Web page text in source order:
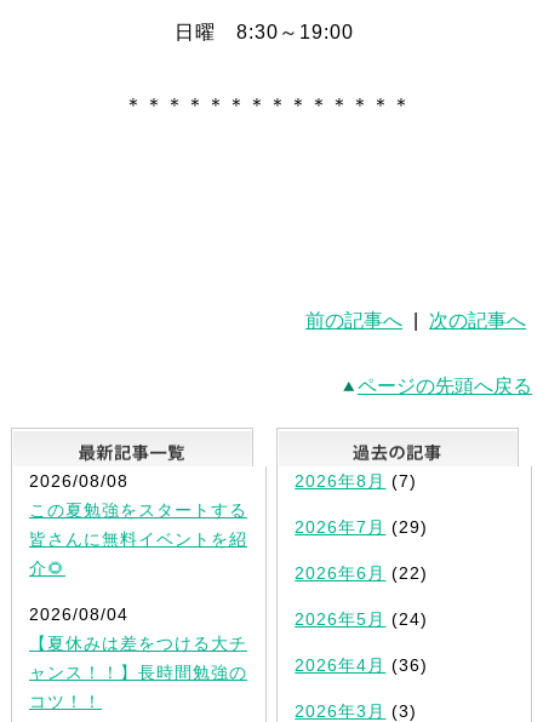
日曜 8:30～19:00
＊＊＊＊＊＊＊＊＊＊＊＊＊＊
前の記事へ 次の記事へ
ページの先頭へ戻る
最新記事一覧
2026/08/08
この夏勉強をスタートする
皆さんに無料イベントを紹
介🌻
2026/08/04
【夏休みは差をつける大チ
ャンス！！】長時間勉強の
コツ！！
2026年8月 (7)
2026年7月 (29)
2026年6月 (22)
2026年5月 (24)
2026年4月 (36)
2026年3月 (3)